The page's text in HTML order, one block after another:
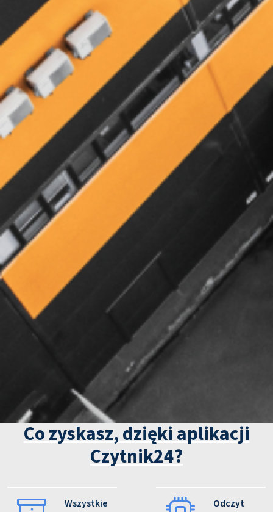
Co zyskasz, dzięki aplikacji
Czytnik24?
Wszystkie
Odczyt